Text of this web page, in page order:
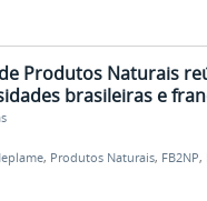
Produtos Naturais
brasileiras e
, Produtos Naturais, FB2NP,